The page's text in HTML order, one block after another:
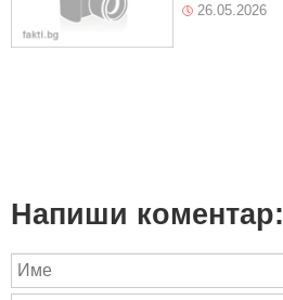
26.05.2026
Напиши коментар: